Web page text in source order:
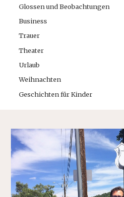
Glossen und Beobachtungen
Business
Trauer
Theater
Urlaub
Weihnachten
Geschichten für Kinder